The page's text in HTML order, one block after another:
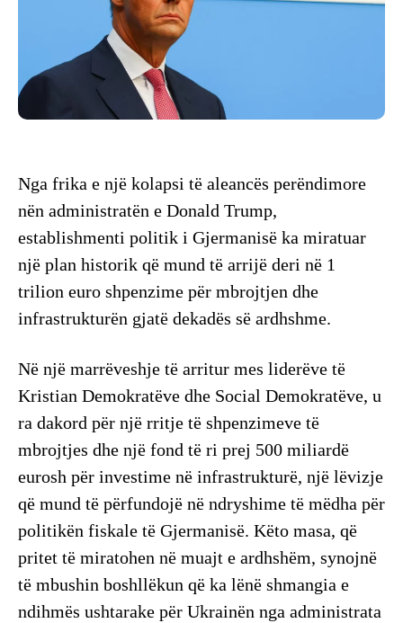
Nga frika e një kolapsi të aleancës perëndimore
nën administratën e Donald Trump,
establishmenti politik i Gjermanisë ka miratuar
një plan historik që mund të arrijë deri në 1
trilion euro shpenzime për mbrojtjen dhe
infrastrukturën gjatë dekadës së ardhshme.
Në një marrëveshje të arritur mes liderëve të
Kristian Demokratëve dhe Social Demokratëve, u
ra dakord për një rritje të shpenzimeve të
mbrojtjes dhe një fond të ri prej 500 miliardë
eurosh për investime në infrastrukturë, një lëvizje
që mund të përfundojë në ndryshime të mëdha për
politikën fiskale të Gjermanisë. Këto masa, që
pritet të miratohen në muajt e ardhshëm, synojnë
të mbushin boshllëkun që ka lënë shmangia e
ndihmës ushtarake për Ukrainën nga administrata